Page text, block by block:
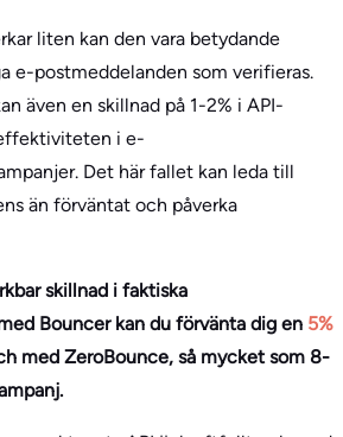
liten kan den vara betydande
e-postmeddelanden som verifieras.
även en skillnad på 1-2% i API-
i e-
Det här fallet kan leda till
än förväntat och påverka
skillnad i faktiska
Bouncer kan du förvänta dig en 5%
med ZeroBounce, så mycket som 8-